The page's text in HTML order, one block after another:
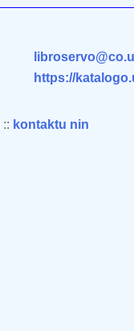
https://
:: kontaktu nin